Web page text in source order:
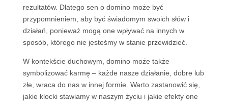
rezultatów. Dlatego sen o domino może być
przypomnieniem, aby być świadomym swoich słów i
działań, ponieważ mogą one wpływać na innych w
sposób, którego nie jesteśmy w stanie przewidzieć.
W kontekście duchowym, domino może także
symbolizować karmę – każde nasze działanie, dobre lub
złe, wraca do nas w innej formie. Warto zastanowić się,
jakie klocki stawiamy w naszym życiu i jakie efekty one